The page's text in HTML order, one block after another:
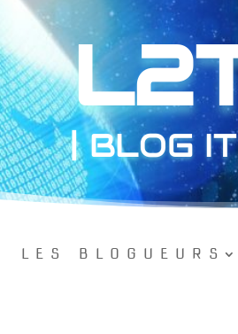
| BLOG
LES BLOGUEURS